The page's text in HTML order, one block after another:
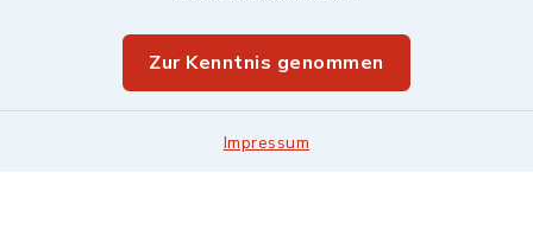
Zur Kenntnis genommen
Impressum
Leitweg-ID & Rechnungsadressen